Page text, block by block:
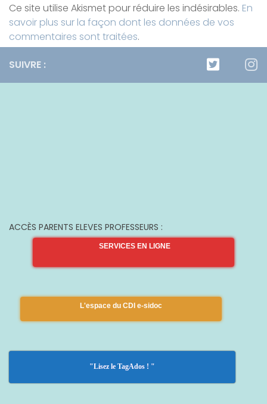
Ce site utilise Akismet pour réduire les indésirables. En
savoir plus sur la façon dont les données de vos
commentaires sont traitées.
SUIVRE :
ACCÈS PARENTS ELEVES PROFESSEURS :
SERVICES EN LIGNE
L'espace du CDI e-sidoc
"Lisez le TagAdos ! "